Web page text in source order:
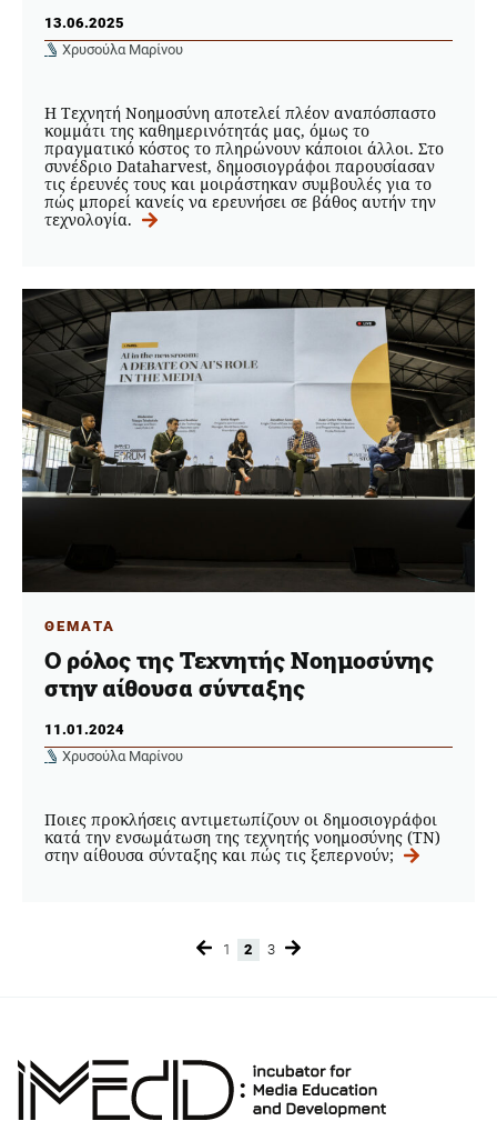
13.06.2025
Χρυσούλα Μαρίνου
Η Τεχνητή Νοημοσύνη αποτελεί πλέον αναπόσπαστο
κομμάτι της καθημερινότητάς μας, όμως το
πραγματικό κόστος το πληρώνουν κάποιοι άλλοι. Στο
συνέδριο Dataharvest, δημοσιογράφοι παρουσίασαν
τις έρευνές τους και μοιράστηκαν συμβουλές για το
πώς μπορεί κανείς να ερευνήσει σε βάθος αυτήν την
τεχνολογία.
ΘΕΜΑΤΑ
Ο ρόλος της Τεχνητής Νοημοσύνης
στην αίθουσα σύνταξης
11.01.2024
Χρυσούλα Μαρίνου
Ποιες προκλήσεις αντιμετωπίζουν οι δημοσιογράφοι
κατά την ενσωμάτωση της τεχνητής νοημοσύνης (ΤΝ)
στην αίθουσα σύνταξης και πώς τις ξεπερνούν;
Page
1 Page
2 Page
3